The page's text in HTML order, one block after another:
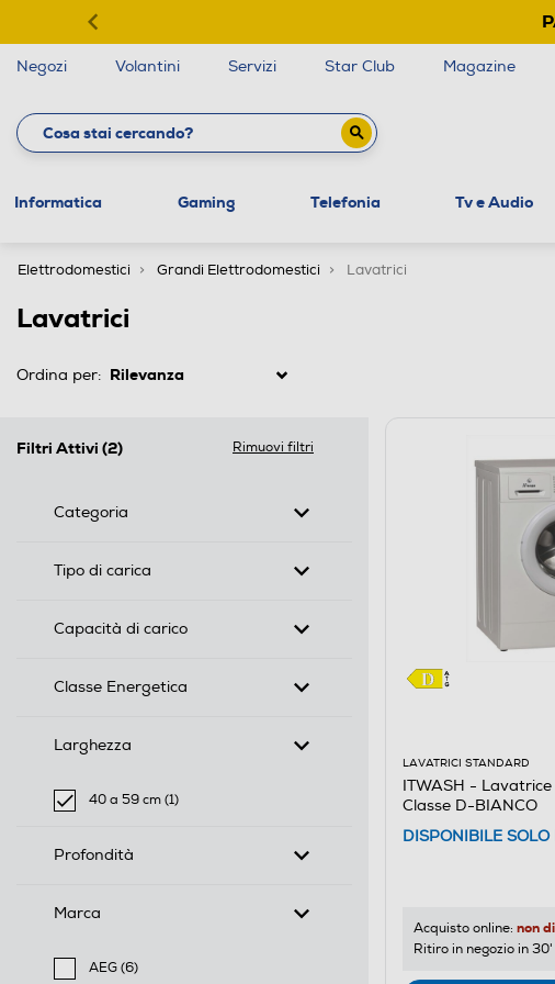
Negozi Volantini Servizi Star Club Magazine
Informatica Gaming Telefonia Tv e Audio
Elettrodomestici Grandi Elettrodomestici Lavatrici
Lavatrici
Ordina per:
Filtri Attivi (2) Rimuovi filtri
Categoria
Tipo di carica
Capacità di carico
Classe Energetica
Larghezza
40 a 59 cm (1)
selected Filtro applicato per Larghezza: 40 a 59 cm
Profondità
Marca
AEG (6)
LAVATRICI STANDARD
ITWASH - Lavatrice
Classe D-BIANCO
DISPONIBILE SOLO
Acquisto online: non
Ritiro in negozio in